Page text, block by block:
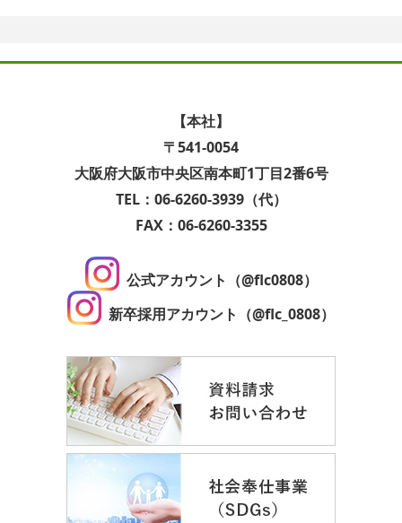
【本社】
〒541-0054
大阪府大阪市中央区南本町1丁目2番6号
TEL：06-6260-3939（代）
FAX：06-6260-3355
公式アカウント（@flc0808）
新卒採用アカウント（@flc_0808）